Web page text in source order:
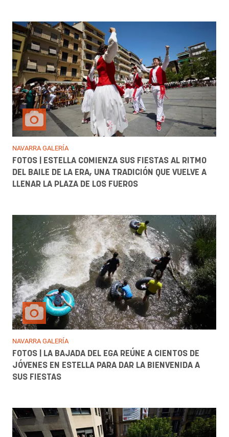
NAVARRA GALERÍA
FOTOS | ESTELLA COMIENZA SUS FIESTAS AL RITMO
DEL BAILE DE LA ERA, UNA TRADICIÓN QUE VUELVE A
LLENAR LA PLAZA DE LOS FUEROS
NAVARRA GALERÍA
FOTOS | LA BAJADA DEL EGA REÚNE A CIENTOS DE
JÓVENES EN ESTELLA PARA DAR LA BIENVENIDA A
SUS FIESTAS